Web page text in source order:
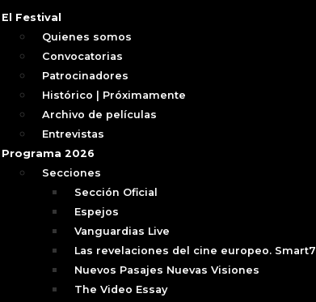
El Festival
Quienes somos
Convocatorias
Patrocinadores
Histórico | Próximamente
Archivo de películas
Entrevistas
Programa 2026
Secciones
Sección Oficial
Espejos
Vanguardias Live
Las revelaciones del cine europeo. Smart7
Nuevos Pasajes Nuevas Visiones
The Video Essay